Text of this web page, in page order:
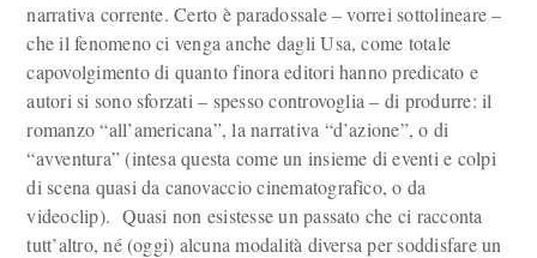
narrativa corrente. Certo è paradossale – vorrei sottolineare –
che il fenomeno ci venga anche dagli Usa, come totale
capovolgimento di quanto finora editori hanno predicato e
autori si sono sforzati – spesso controvoglia – di produrre: il
romanzo “all’americana”, la narrativa “d’azione”, o di
“avventura” (intesa questa come un insieme di eventi e colpi
di scena quasi da canovaccio cinematografico, o da
videoclip). Quasi non esistesse un passato che ci racconta
tutt’altro, né (oggi) alcuna modalità diversa per soddisfare un